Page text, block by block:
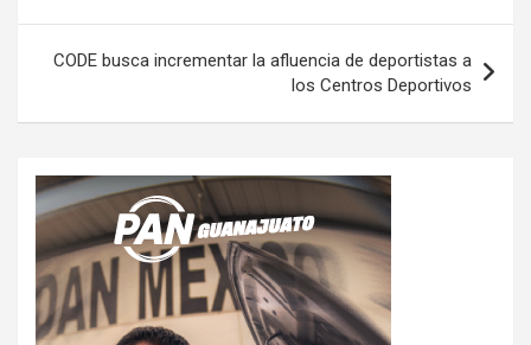
entradas
CODE busca incrementar la afluencia de deportistas a
los Centros Deportivos